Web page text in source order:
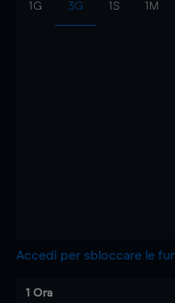
1G 3G 1S 1M
Accedi per sbloccare le
1 Ora